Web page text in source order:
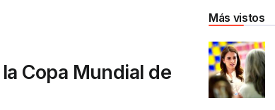
Copa Mundial de
Más vistos